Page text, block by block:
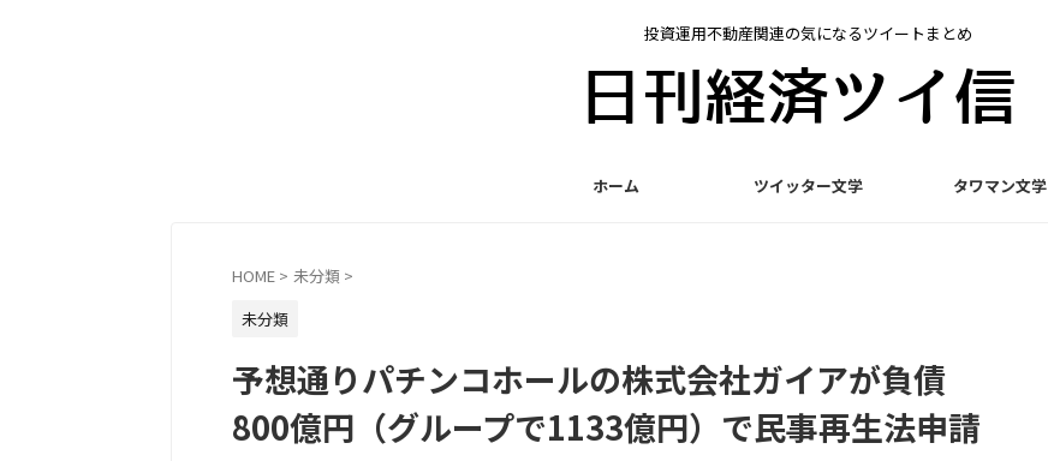
投資運用不動産関連の気になるツイートまとめ
ホーム ツイッター文学 タワマン文学
HOME > 未分類 >
未分類
予想通りパチンコホールの株式会社ガイアが負債
800億円（グループで1133億円）で民事再生法申請